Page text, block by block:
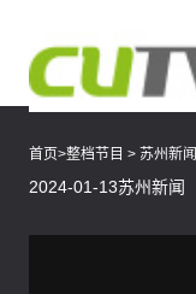
首页>整档节目 > 苏州新闻
2024-01-13苏州新闻